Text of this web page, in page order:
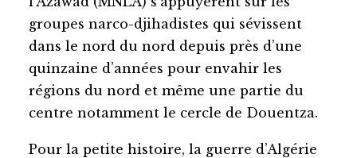
groupes narco-djihadistes qui sévissent
dans le nord du nord depuis près d’une
quinzaine d’années pour envahir les
régions du nord et même une partie du
centre notamment le cercle de Douentza.
Pour la petite histoire, la guerre d’Algérie